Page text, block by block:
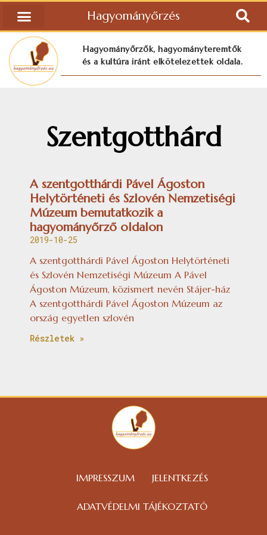
Hagyományőrzés
Hagyományőrzők, hagyományteremtők
és a kultúra iránt elkötelezettek oldala.
Szentgotthárd
A szentgotthárdi Pável Ágoston
Helytörténeti és Szlovén Nemzetiségi
Múzeum bemutatkozik a
hagyományőrző oldalon
2019-10-25
A szentgotthárdi Pável Ágoston Helytörténeti
és Szlovén Nemzetiségi Múzeum A Pável
Ágoston Múzeum, közismert nevén Stájer-ház
A szentgotthárdi Pável Ágoston Múzeum az
ország egyetlen szlovén
Részletek »
IMPRESSZUM JELENTKEZÉS
ADATVÉDELMI TÁJÉKOZTATÓ